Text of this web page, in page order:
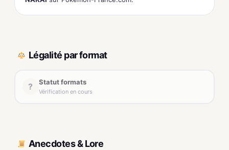
Légalité par format
? Statut formats
Vérification en cours
Anecdotes & Lore